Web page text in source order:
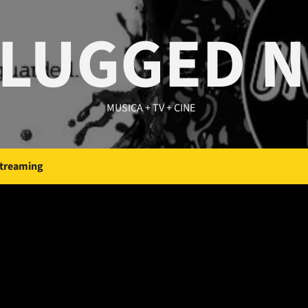
MUSICA + TV + CINE